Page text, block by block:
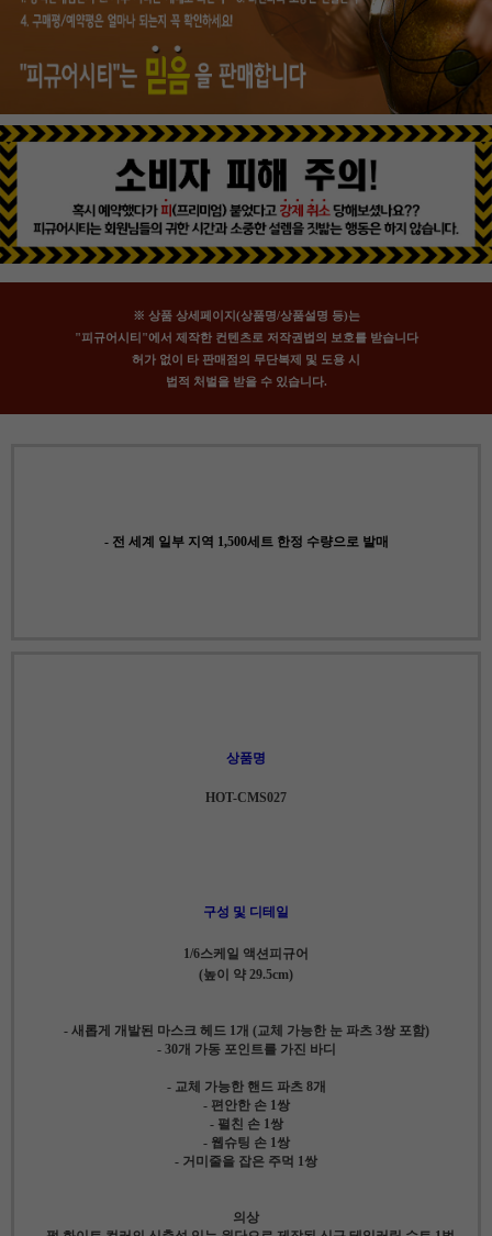
※ 상품 상세페이지(상품명/상품설명 등)는
"피규어시티"에서 제작한 컨텐츠로 저작권법의 보호를 받습니다
허가 없이 타 판매점의 무단복제 및 도용 시
법적 처벌을 받을 수 있습니다.
- 전 세계 일부 지역 1,500세트 한정 수량으로 발매
상품명
HOT-CMS027
구성 및 디테일
1/6스케일 액션피규어
(높이 약 29.5cm)
- 새롭게 개발된 마스크 헤드 1개 (교체 가능한 눈 파츠 3쌍 포함)
- 30개 가동 포인트를 가진 바디
- 교체 가능한 핸드 파츠 8개
- 편안한 손 1쌍
- 펼친 손 1쌍
- 웹슈팅 손 1쌍
- 거미줄을 잡은 주먹 1쌍
의상